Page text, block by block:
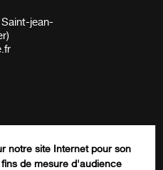
jean-
notre site Internet pour son
de mesure d'audience